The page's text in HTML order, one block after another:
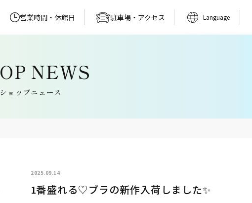
営業時間・休館日 駐車場・アクセス Language
ショップニュース
2025.09.14
1番盛れる♡ブラの新作入荷しました✨